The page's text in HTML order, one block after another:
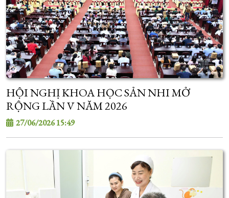
HỘI NGHỊ KHOA HỌC SẢN NHI MỞ
RỘNG LẦN V NĂM 2026
27/06/2026 15:49